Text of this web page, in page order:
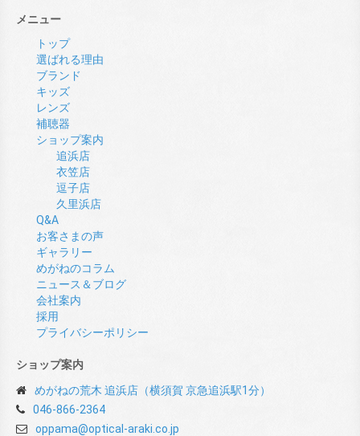
メニュー
トップ
選ばれる理由
ブランド
キッズ
レンズ
補聴器
ショップ案内
追浜店
衣笠店
逗子店
久里浜店
Q&A
お客さまの声
ギャラリー
めがねのコラム
ニュース＆ブログ
会社案内
採用
プライバシーポリシー
ショップ案内
めがねの荒木 追浜店（横須賀 京急追浜駅1分）
046-866-2364
oppama@optical-araki.co.jp